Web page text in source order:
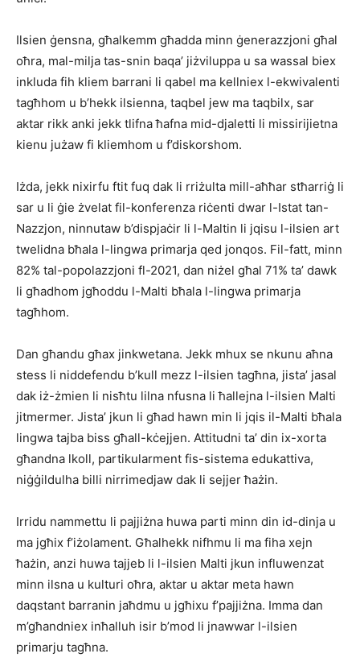
Ilsien ġensna, għalkemm għadda minn ġenerazzjoni għal
oħra, mal-milja tas-snin baqa’ jiżviluppa u sa wassal biex
inkluda fih kliem barrani li qabel ma kellniex l-ekwivalenti
tagħhom u b’hekk ilsienna, taqbel jew ma taqbilx, sar
aktar rikk anki jekk tlifna ħafna mid-djaletti li missirijietna
kienu jużaw fi kliemhom u f’diskorshom.
Iżda, jekk nixirfu ftit fuq dak li rriżulta mill-aħħar stħarriġ li
sar u li ġie żvelat fil-konferenza riċenti dwar l-Istat tan-
Nazzjon, ninnutaw b’dispjaċir li l-Maltin li jqisu l-ilsien art
twelidna bħala l-lingwa primarja qed jonqos. Fil-fatt, minn
82% tal-popolazzjoni fl-2021, dan niżel għal 71% ta’ dawk
li għadhom jgħoddu l-Malti bħala l-lingwa primarja
tagħhom.
Dan għandu għax jinkwetana. Jekk mhux se nkunu aħna
stess li niddefendu b’kull mezz l-ilsien tagħna, jista’ jasal
dak iż-żmien li nisħtu lilna nfusna li ħallejna l-ilsien Malti
jitmermer. Jista’ jkun li għad hawn min li jqis il-Malti bħala
lingwa tajba biss għall-kċejjen. Attitudni ta’ din ix-xorta
għandna lkoll, partikularment fis-sistema edukattiva,
niġġildulha billi nirrimedjaw dak li sejjer ħażin.
Irridu nammettu li pajjiżna huwa parti minn din id-dinja u
ma jgħix f’iżolament. Għalhekk nifhmu li ma fiha xejn
ħażin, anzi huwa tajjeb li l-ilsien Malti jkun influwenzat
minn ilsna u kulturi oħra, aktar u aktar meta hawn
daqstant barranin jaħdmu u jgħixu f’pajjiżna. Imma dan
m’għandniex inħalluh isir b’mod li jnawwar l-ilsien
primarju tagħna.